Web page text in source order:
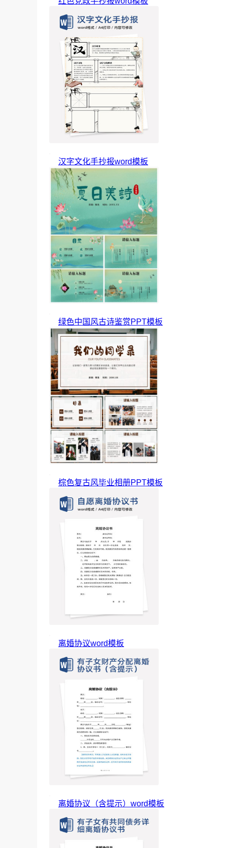
汉字文化手抄报word模板
绿色中国风古诗鉴赏PPT模板
棕色复古风毕业相册PPT模板
离婚协议word模板
离婚协议（含提示）word模板